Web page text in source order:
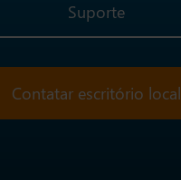
Suporte
Contatar escritório local